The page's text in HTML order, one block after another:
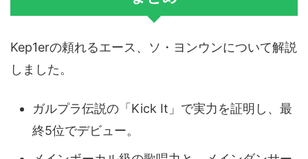
Kep1erの頼れるエース、ソ・ヨンウンについて解説
しました。
ガルプラ伝説の「Kick It」で実力を証明し、最
終5位でデビュー。